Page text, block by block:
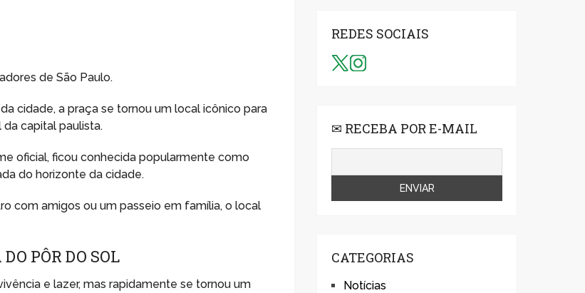
de São Paulo.
cidade, a praça se tornou um local icônico para
capital paulista.
oficial, ficou conhecida popularmente como
do horizonte da cidade.
com amigos ou um passeio em família, o local
PÔR DO SOL
e lazer, mas rapidamente se tornou um
REDES SOCIAIS
✉ RECEBA POR E-MAIL
CATEGORIAS
Notícias